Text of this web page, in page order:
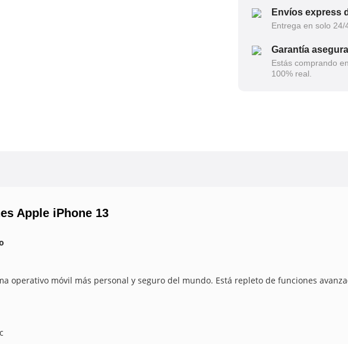
Envíos express
Entrega en solo 24/
Garantía
Estás comprando
100% real.
Apple iPhone 13
operativo móvil más personal y seguro del mundo. Está repleto de funciones